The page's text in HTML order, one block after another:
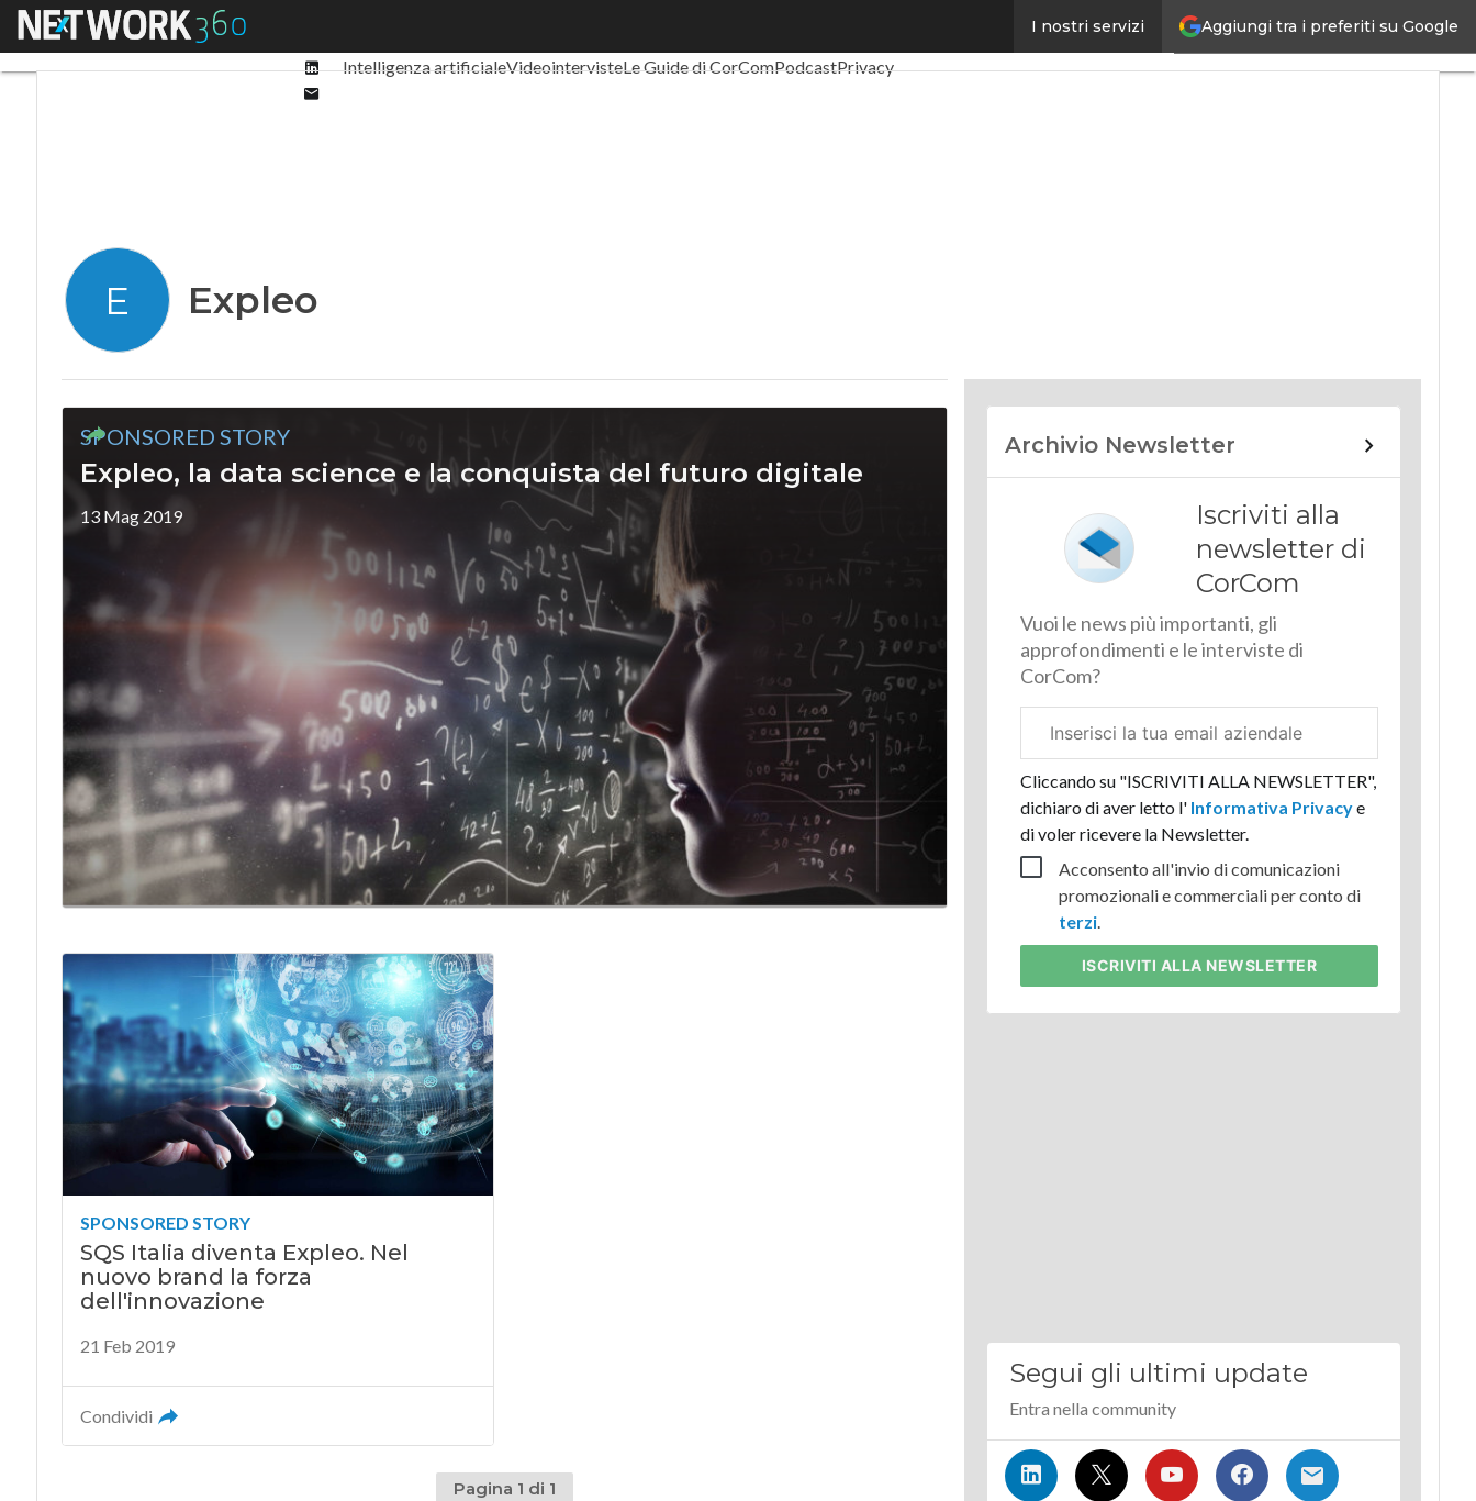
Aggiungi tra i preferiti su Google
I nostri servizi
Menu
Linkedin
Intelligenza artificialeVideointervisteLe Guide di CorComPodcastPrivacy
E Expleo
SPONSORED STORY
Expleo, la data science e la conquista del futuro digitale
13 Mag 2019
SPONSORED STORY
SQS Italia diventa Expleo. Nel
nuovo brand la forza
dell'innovazione
21 Feb 2019
Condividi
Pagina 1 di 1
Archivio Newsletter
Iscriviti alla
newsletter di
CorCom
Vuoi le news più importanti, gli
approfondimenti e le interviste di
CorCom?
aziendale
Cliccando su "ISCRIVITI ALLA NEWSLETTER",
dichiaro di aver letto l'Informativa Privacye
di voler ricevere la Newsletter.
Acconsento all'invio di comunicazioni
promozionali e commerciali per conto di
terzi.
ISCRIVITI ALLA NEWSLETTER
Segui gli ultimi update
Entra nella community